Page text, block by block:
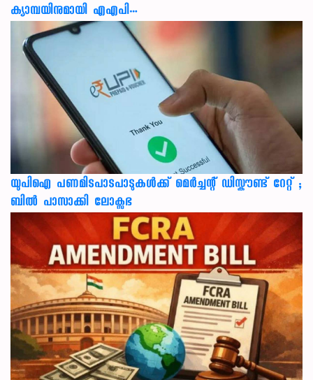
ക്യാമ്പയിനുമായി എഎപി…
യുപിഐ പണമിടപാടപാടുകൾക്ക് മെർച്ചന്റ് ഡിസ്കൗണ്ട് റേറ്റ് ;
ബിൽ പാസാക്കി ലോക്സഭ